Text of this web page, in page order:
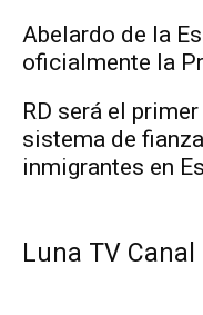
Abelardo de la
oficialmente la
RD será el
sistema de
inmigrantes en
Luna TV Canal